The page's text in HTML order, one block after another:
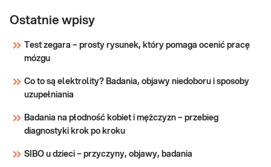
sedymentacji (opad) erytrocytów - przesiewowe,
przewlekłe stany zapalne organizmu, infekcje
Ostatnie wpisy
Test zegara – prosty rysunek, który pomaga ocenić pracę
mózgu
Co to są elektrolity? Badania, objawy niedoboru i sposoby
uzupełniania
Badania na płodność kobiet i mężczyzn – przebieg
diagnostyki krok po kroku
SIBO u dzieci – przyczyny, objawy, badania